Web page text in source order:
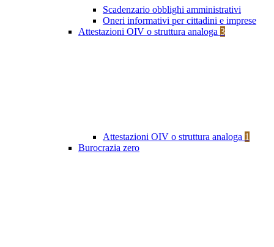
Scadenzario obblighi amministrativi
Oneri informativi per cittadini e imprese
Attestazioni OIV o struttura analoga 3
Attestazioni OIV o struttura analoga 1
Burocrazia zero